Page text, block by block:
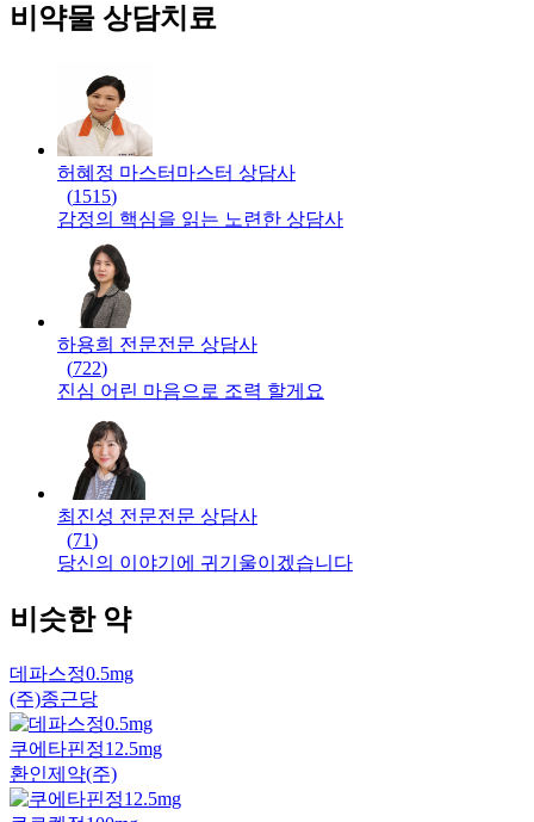
비약물 상담치료
허혜정 마스터 마스터 상담사
(1515)
감정의 핵심을 읽는 노련한 상담사
하용희 전문전문 상담사
(722)
진심 어린 마음으로 조력 할게요
최진성 전문전문 상담사
(71)
당신의 이야기에 귀기울이겠습니다
비슷한 약
데파스정0.5mg
(주)종근당
쿠에타핀정12.5mg
환인제약(주)